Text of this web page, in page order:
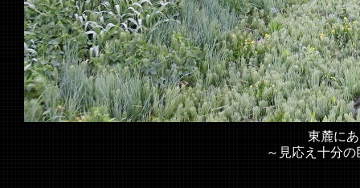
東麓にある
～見応え十分